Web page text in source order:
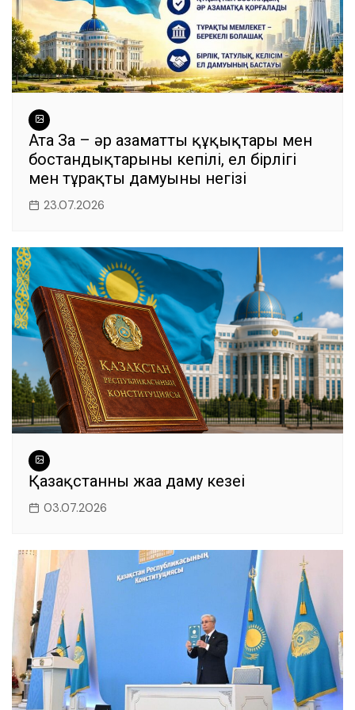
Ата Заң – әр азаматтың құқықтары мен
бостандықтарының кепілі, ел бірлігі
мен тұрақты дамуының негізі
23.07.2026
Қазақстанның жаңа даму кезеңі
03.07.2026